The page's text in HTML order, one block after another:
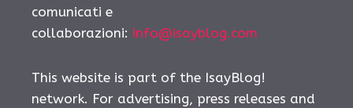
comunicati e
collaborazioni: info@isayblog.com
This website is part of the IsayBlog!
network. For advertising, press releases and